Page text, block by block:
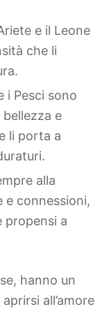
e il Leone
che li
i Pesci sono
e
li porta a
alla
e connessioni,
propensi a
hanno un
all’amore